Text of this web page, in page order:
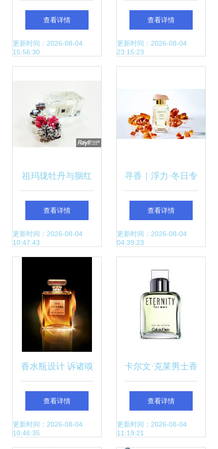
猫商家如何让大白
兔“甜”进香水市场
查看详情
更新时间：2026-08-04
15:56:30
Supreme上海店即
将开业，香水界掀
查看详情
更新时间：2026-08-04
23:15:23
祖玛珑牡丹与胭红
麂绒香水 一场奢华
与温柔的感官邂逅
查看详情
更新时间：2026-08-04
10:47:43
寻香｜浮力·冬日专
属香水，暖过男朋
友的衣服兜兜
查看详情
更新时间：2026-08-04
04:39:23
香水瓶设计 诉诸嗅
觉印象的先声
查看详情
更新时间：2026-08-04
10:46:35
卡尔文·克莱男士香
水 现代男性的格调
宣言
查看详情
更新时间：2026-08-04
11:19:21